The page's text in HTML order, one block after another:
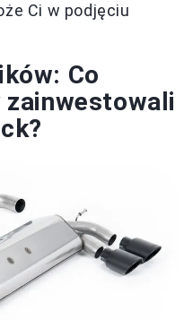
Ci w podjęciu
Co